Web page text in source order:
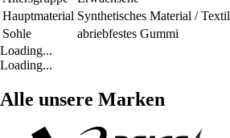
Hauptmaterial Synthetisches Material / Textil
Sohle
abriebfestes Gummi
Loading...
Loading...
Alle unsere Marken